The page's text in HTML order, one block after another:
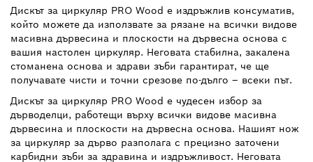
Дискът за циркуляр PRO Wood е издръжлив консуматив,
който можете да използвате за рязане на всички видове
масивна дървесина и плоскости на дървесна основа с
вашия настолен циркуляр. Неговата стабилна, закалена
стоманена основа и здрави зъби гарантират, че ще
получавате чисти и точни срезове по-дълго – всеки път.
Дискът за циркуляр PRO Wood е чудесен избор за
дърводелци, работещи върху всички видове масивна
дървесина и плоскости на дървесна основа. Нашият нож
за циркуляр за дърво разполага с прецизно заточени
карбидни зъби за здравина и издръжливост. Неговата